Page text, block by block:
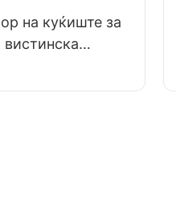
на куќиште за
вистинска